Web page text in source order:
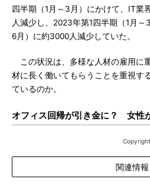
四半期（1月～3月）にかけて、IT業
人減少し、2023年第1四半期（1月
6月）に約3000人減少していた。
この状況は、多様な人材の雇用に
材に長く働いてもらうことを重視す
ているのか。
オフィス回帰が引き金に？ 女性
関連情報